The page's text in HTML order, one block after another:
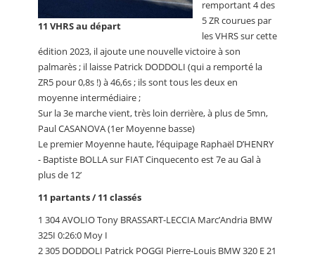
11 VHRS au départ
remportant 4 des
5 ZR courues par
les VHRS sur cette
édition 2023, il ajoute une nouvelle victoire à son
palmarès ; il laisse Patrick DODDOLI (qui a remporté la
ZR5 pour 0,8s !) à 46,6s ; ils sont tous les deux en
moyenne intermédiaire ;
Sur la 3e marche vient, très loin derrière, à plus de 5mn,
Paul CASANOVA (1er Moyenne basse)
Le premier Moyenne haute, l’équipage Raphaël D’HENRY
- Baptiste BOLLA sur FIAT Cinquecento est 7e au Gal à
plus de 12’
11 partants / 11 classés
1 304 AVOLIO Tony BRASSART-LECCIA Marc’Andria BMW
325I 0:26:0 Moy I
2 305 DODDOLI Patrick POGGI Pierre-Louis BMW 320 E 21